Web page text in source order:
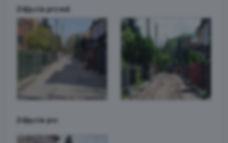
Zdjęcia przed:
Zdjęcia po: